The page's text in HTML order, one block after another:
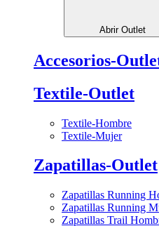
Abrir Outlet
Accesorios-
Textile-Outlet
Textile-Hombre
Textile-Mujer
Zapatillas-Outlet
Zapatillas Running
Zapatillas Running
Zapatillas Trail